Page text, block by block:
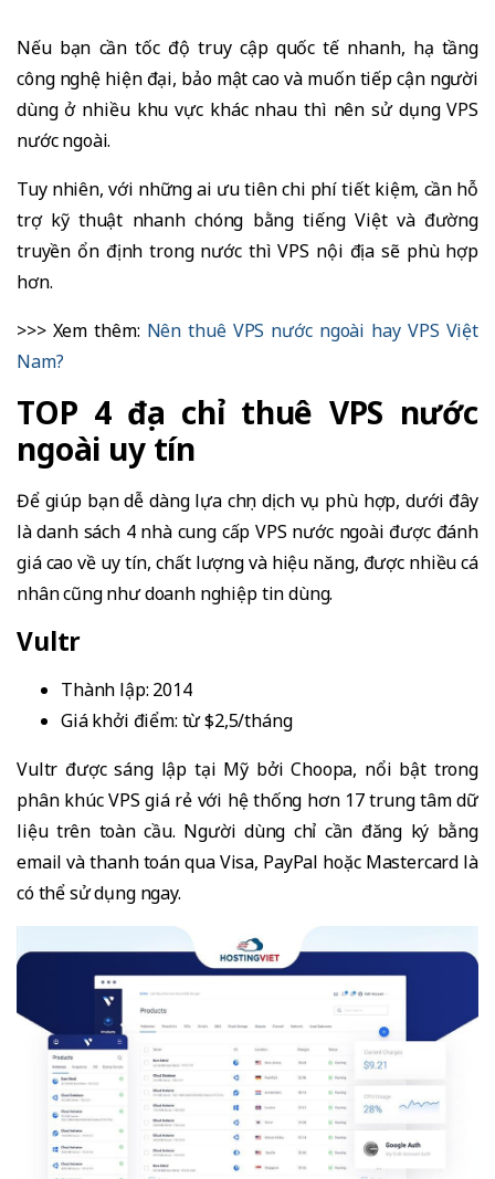
Nếu bạn cần tốc độ truy cập quốc tế nhanh, hạ tầng
công nghệ hiện đại, bảo mật cao và muốn tiếp cận người
dùng ở nhiều khu vực khác nhau thì nên sử dụng VPS
nước ngoài.
Tuy nhiên, với những ai ưu tiên chi phí tiết kiệm, cần hỗ
trợ kỹ thuật nhanh chóng bằng tiếng Việt và đường
truyền ổn định trong nước thì VPS nội địa sẽ phù hợp
hơn.
>>> Xem thêm: Nên thuê VPS nước ngoài hay VPS Việt
Nam?
TOP 4 địa chỉ thuê VPS nước
ngoài uy tín
Để giúp bạn dễ dàng lựa chọn dịch vụ phù hợp, dưới đây
là danh sách 4 nhà cung cấp VPS nước ngoài được đánh
giá cao về uy tín, chất lượng và hiệu năng, được nhiều cá
nhân cũng như doanh nghiệp tin dùng.
Vultr
Thành lập: 2014
Giá khởi điểm: từ $2,5/tháng
Vultr được sáng lập tại Mỹ bởi Choopa, nổi bật trong
phân khúc VPS giá rẻ với hệ thống hơn 17 trung tâm dữ
liệu trên toàn cầu. Người dùng chỉ cần đăng ký bằng
email và thanh toán qua Visa, PayPal hoặc Mastercard là
có thể sử dụng ngay.